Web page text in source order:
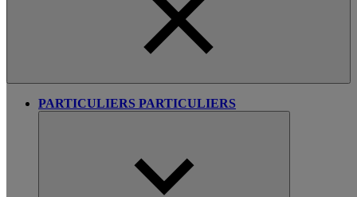
PARTICULIERS PARTICULIERS